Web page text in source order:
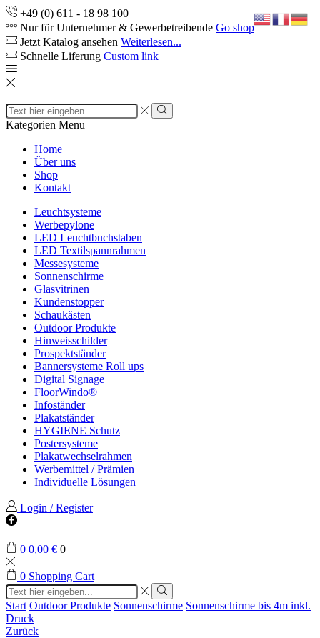
+49 (0) 611 - 18 98 100
Nur für Unternehmer & Gewerbetreibende Go shop
Jetzt Katalog ansehen Weiterlesen...
Schnelle Liferung Custom link
Search
input
Search
Kategorien Menu
Home
Über uns
Shop
Kontakt
Leuchtsysteme
Werbepylone
LED Leuchtbuchstaben
LED Textilspannrahmen
Messesysteme
Sonnenschirme
Glasvitrinen
Kundenstopper
Schaukästen
Outdoor Produkte
Hinweisschilder
Prospektständer
Bannersysteme Roll ups
Digital Signage
FloorWindo®
Infoständer
Plakatständer
HYGIENE Schutz
Postersysteme
Plakatwechselrahmen
Werbemittel / Prämien
Individuelle Lösungen
Login / Register
Facebook
0 0,00 € 0
0 Shopping Cart
Search
input
Search
Start Outdoor Produkte Sonnenschirme Sonnenschirme bis 4m inkl.
Druck
Zurück